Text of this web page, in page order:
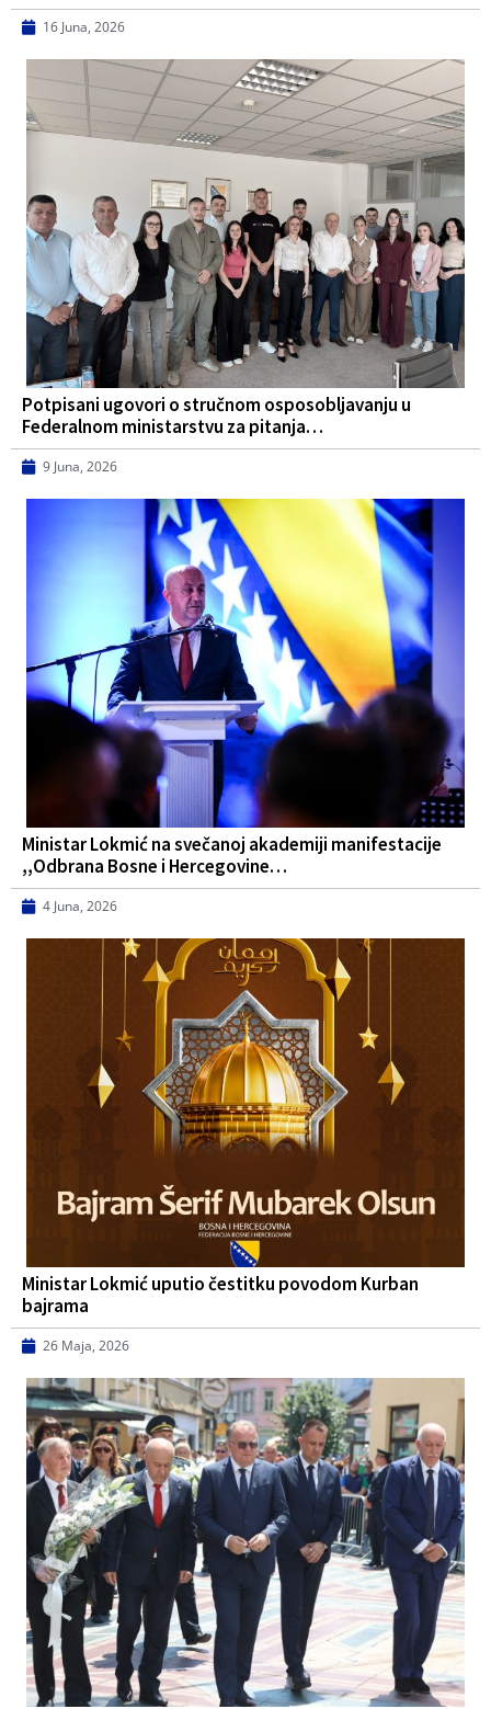
16 Juna, 2026
Potpisani ugovori o stručnom osposobljavanju u
Federalnom ministarstvu za pitanja…
9 Juna, 2026
Ministar Lokmić na svečanoj akademiji manifestacije
,,Odbrana Bosne i Hercegovine…
4 Juna, 2026
Ministar Lokmić uputio čestitku povodom Kurban
bajrama
26 Maja, 2026